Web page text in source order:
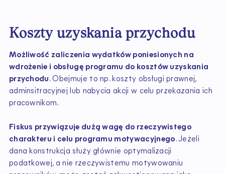
Koszty uzyskania przychodu
Możliwość zaliczenia wydatków poniesionych na
wdrożenie i obsługę programu do kosztów uzyskania
przychodu. Obejmuje to np. koszty obsługi prawnej,
adminsitracyjnej lub nabycia akcji w celu przekazania ich
pracownikom.
Fiskus przywiązuje dużą wagę do rzeczywistego
charakteru i celu programu motywacyjnego. Jeżeli
dana konstrukcja służy głównie optymalizacji
podatkowej, a nie rzeczywistemu motywowaniu